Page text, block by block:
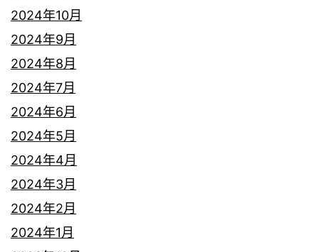
2024年10月
2024年9月
2024年8月
2024年7月
2024年6月
2024年5月
2024年4月
2024年3月
2024年2月
2024年1月